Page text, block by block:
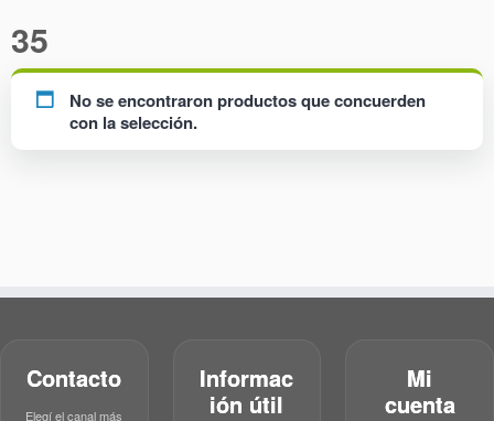
35
No se encontraron productos que concuerden
con la selección.
Contacto
Elegí el canal más
Informac
ión útil
Mi
cuenta